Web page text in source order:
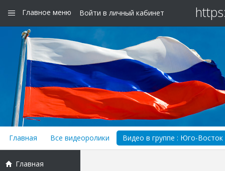
Главное меню Войти в личный кабинет
Главная Все видеоролики Видео в группе : Юго-
Главная